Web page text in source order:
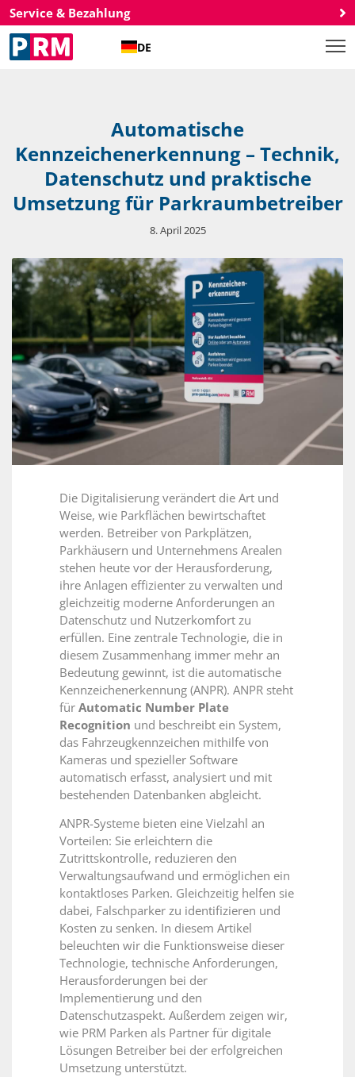
Service & Bezahlung
DE
Automatische
Kennzeichenerkennung – Technik,
Datenschutz und praktische
Umsetzung für Parkraumbetreiber
8. April 2025
Die Digitalisierung verändert die Art und
Weise, wie Parkflächen bewirtschaftet
werden. Betreiber von Parkplätzen,
Parkhäusern und Unternehmens Arealen
stehen heute vor der Herausforderung,
ihre Anlagen effizienter zu verwalten und
gleichzeitig moderne Anforderungen an
Datenschutz und Nutzerkomfort zu
erfüllen. Eine zentrale Technologie, die in
diesem Zusammenhang immer mehr an
Bedeutung gewinnt, ist die automatische
Kennzeichenerkennung (ANPR). ANPR steht
für Automatic Number Plate
Recognition und beschreibt ein System,
das Fahrzeugkennzeichen mithilfe von
Kameras und spezieller Software
automatisch erfasst, analysiert und mit
bestehenden Datenbanken abgleicht.
ANPR-Systeme bieten eine Vielzahl an
Vorteilen: Sie erleichtern die
Zutrittskontrolle, reduzieren den
Verwaltungsaufwand und ermöglichen ein
kontaktloses Parken. Gleichzeitig helfen sie
dabei, Falschparker zu identifizieren und
Kosten zu senken. In diesem Artikel
beleuchten wir die Funktionsweise dieser
Technologie, technische Anforderungen,
Herausforderungen bei der
Implementierung und den
Datenschutzaspekt. Außerdem zeigen wir,
wie PRM Parken als Partner für digitale
Lösungen Betreiber bei der erfolgreichen
Umsetzung unterstützt.